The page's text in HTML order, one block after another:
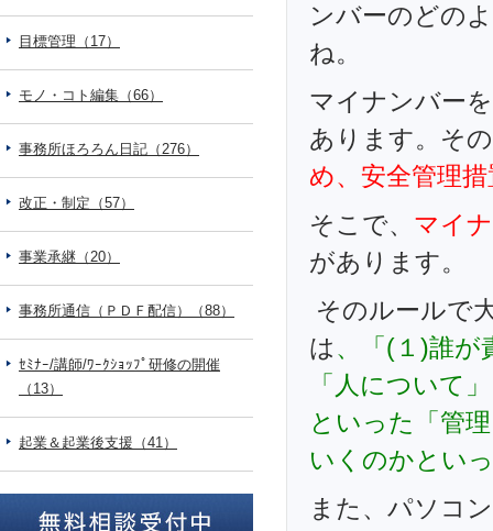
ンバーのどの
ね。
マイナンバー
あります。そ
め、安全管理
そこで、 マイ
があります。
そのルールで
は、「(１)誰が
「人について
といった「管
いくのかとい
また、パソコ
目標管理（17）
モノ・コト編集（66）
事務所ほろろん日記（276）
改正・制定（57）
事業承継（20）
事務所通信（ＰＤＦ配信）（88）
ｾﾐﾅｰ/講師/ﾜｰｸｼｮｯﾌﾟ研修の開催
（13）
起業＆起業後支援（41）